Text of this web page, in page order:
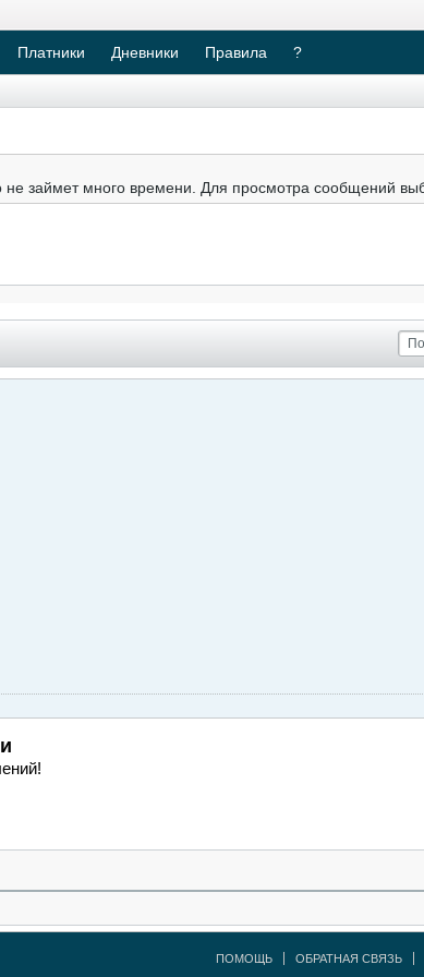
Платники Дневники Правила ?
не займет много времени. Для просмотра сообщений
ПОМОЩЬ ОБРАТНАЯ СВЯЗЬ